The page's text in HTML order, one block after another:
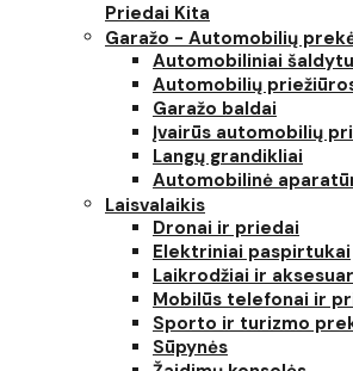
Priedai Kita
Garažo - Automobilių
Automobiliniai
Automobilių
Garažo baldai
Įvairūs automobilių
Langų grandikliai
Automobilinė
Laisvalaikis
Dronai ir priedai
Elektriniai paspirtukai
Laikrodžiai ir
Mobilūs telefonai ir
Sporto ir turizmo
Sūpynės